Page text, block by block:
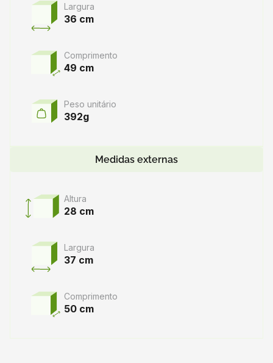
Largura
36 cm
Comprimento
49 cm
Peso unitário
392g
Medidas externas
Altura
28 cm
Largura
37 cm
Comprimento
50 cm